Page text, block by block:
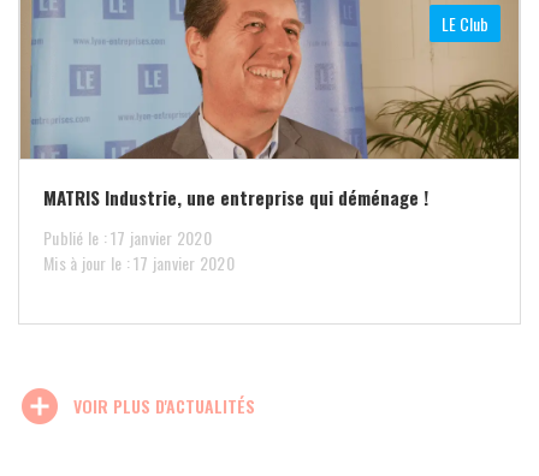
LE Club
MATRIS Industrie, une entreprise qui déménage !
Publié le : 17 janvier 2020
Mis à jour le : 17 janvier 2020
add_circle VOIR PLUS D'ACTUALITÉS